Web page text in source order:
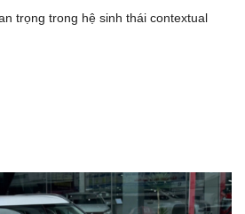
trọng trong hệ sinh thái contextual